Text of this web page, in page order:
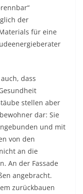
der
für eine
dass
stellen aber
dar: Sie
und mit
von den
an die
An der Fassade
angebracht.
zurückbauen